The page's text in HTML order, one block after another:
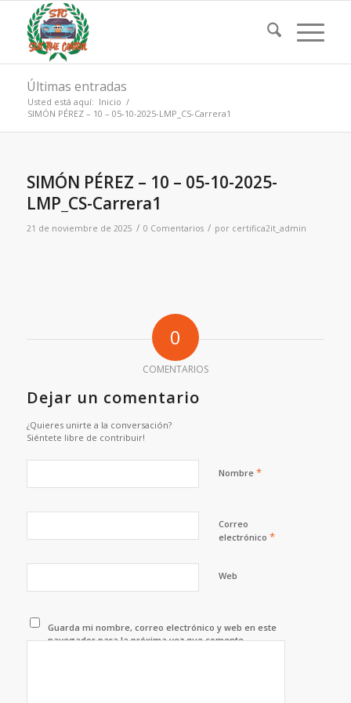
Últimas entradas
Usted está aquí: Inicio /
SIMÓN PÉREZ – 10 – 05-10-2025-LMP_CS-Carrera1
SIMÓN PÉREZ – 10 – 05-10-2025-
LMP_CS-Carrera1
21 de noviembre de 2025 / 0 Comentarios / por certifica2it_admin
0
COMENTARIOS
Dejar un comentario
¿Quieres unirte a la conversación?
Siéntete libre de contribuir!
Nombre *
Correo
electrónico *
Web
Guarda mi nombre, correo electrónico y web en este
navegador para la próxima vez que comente.